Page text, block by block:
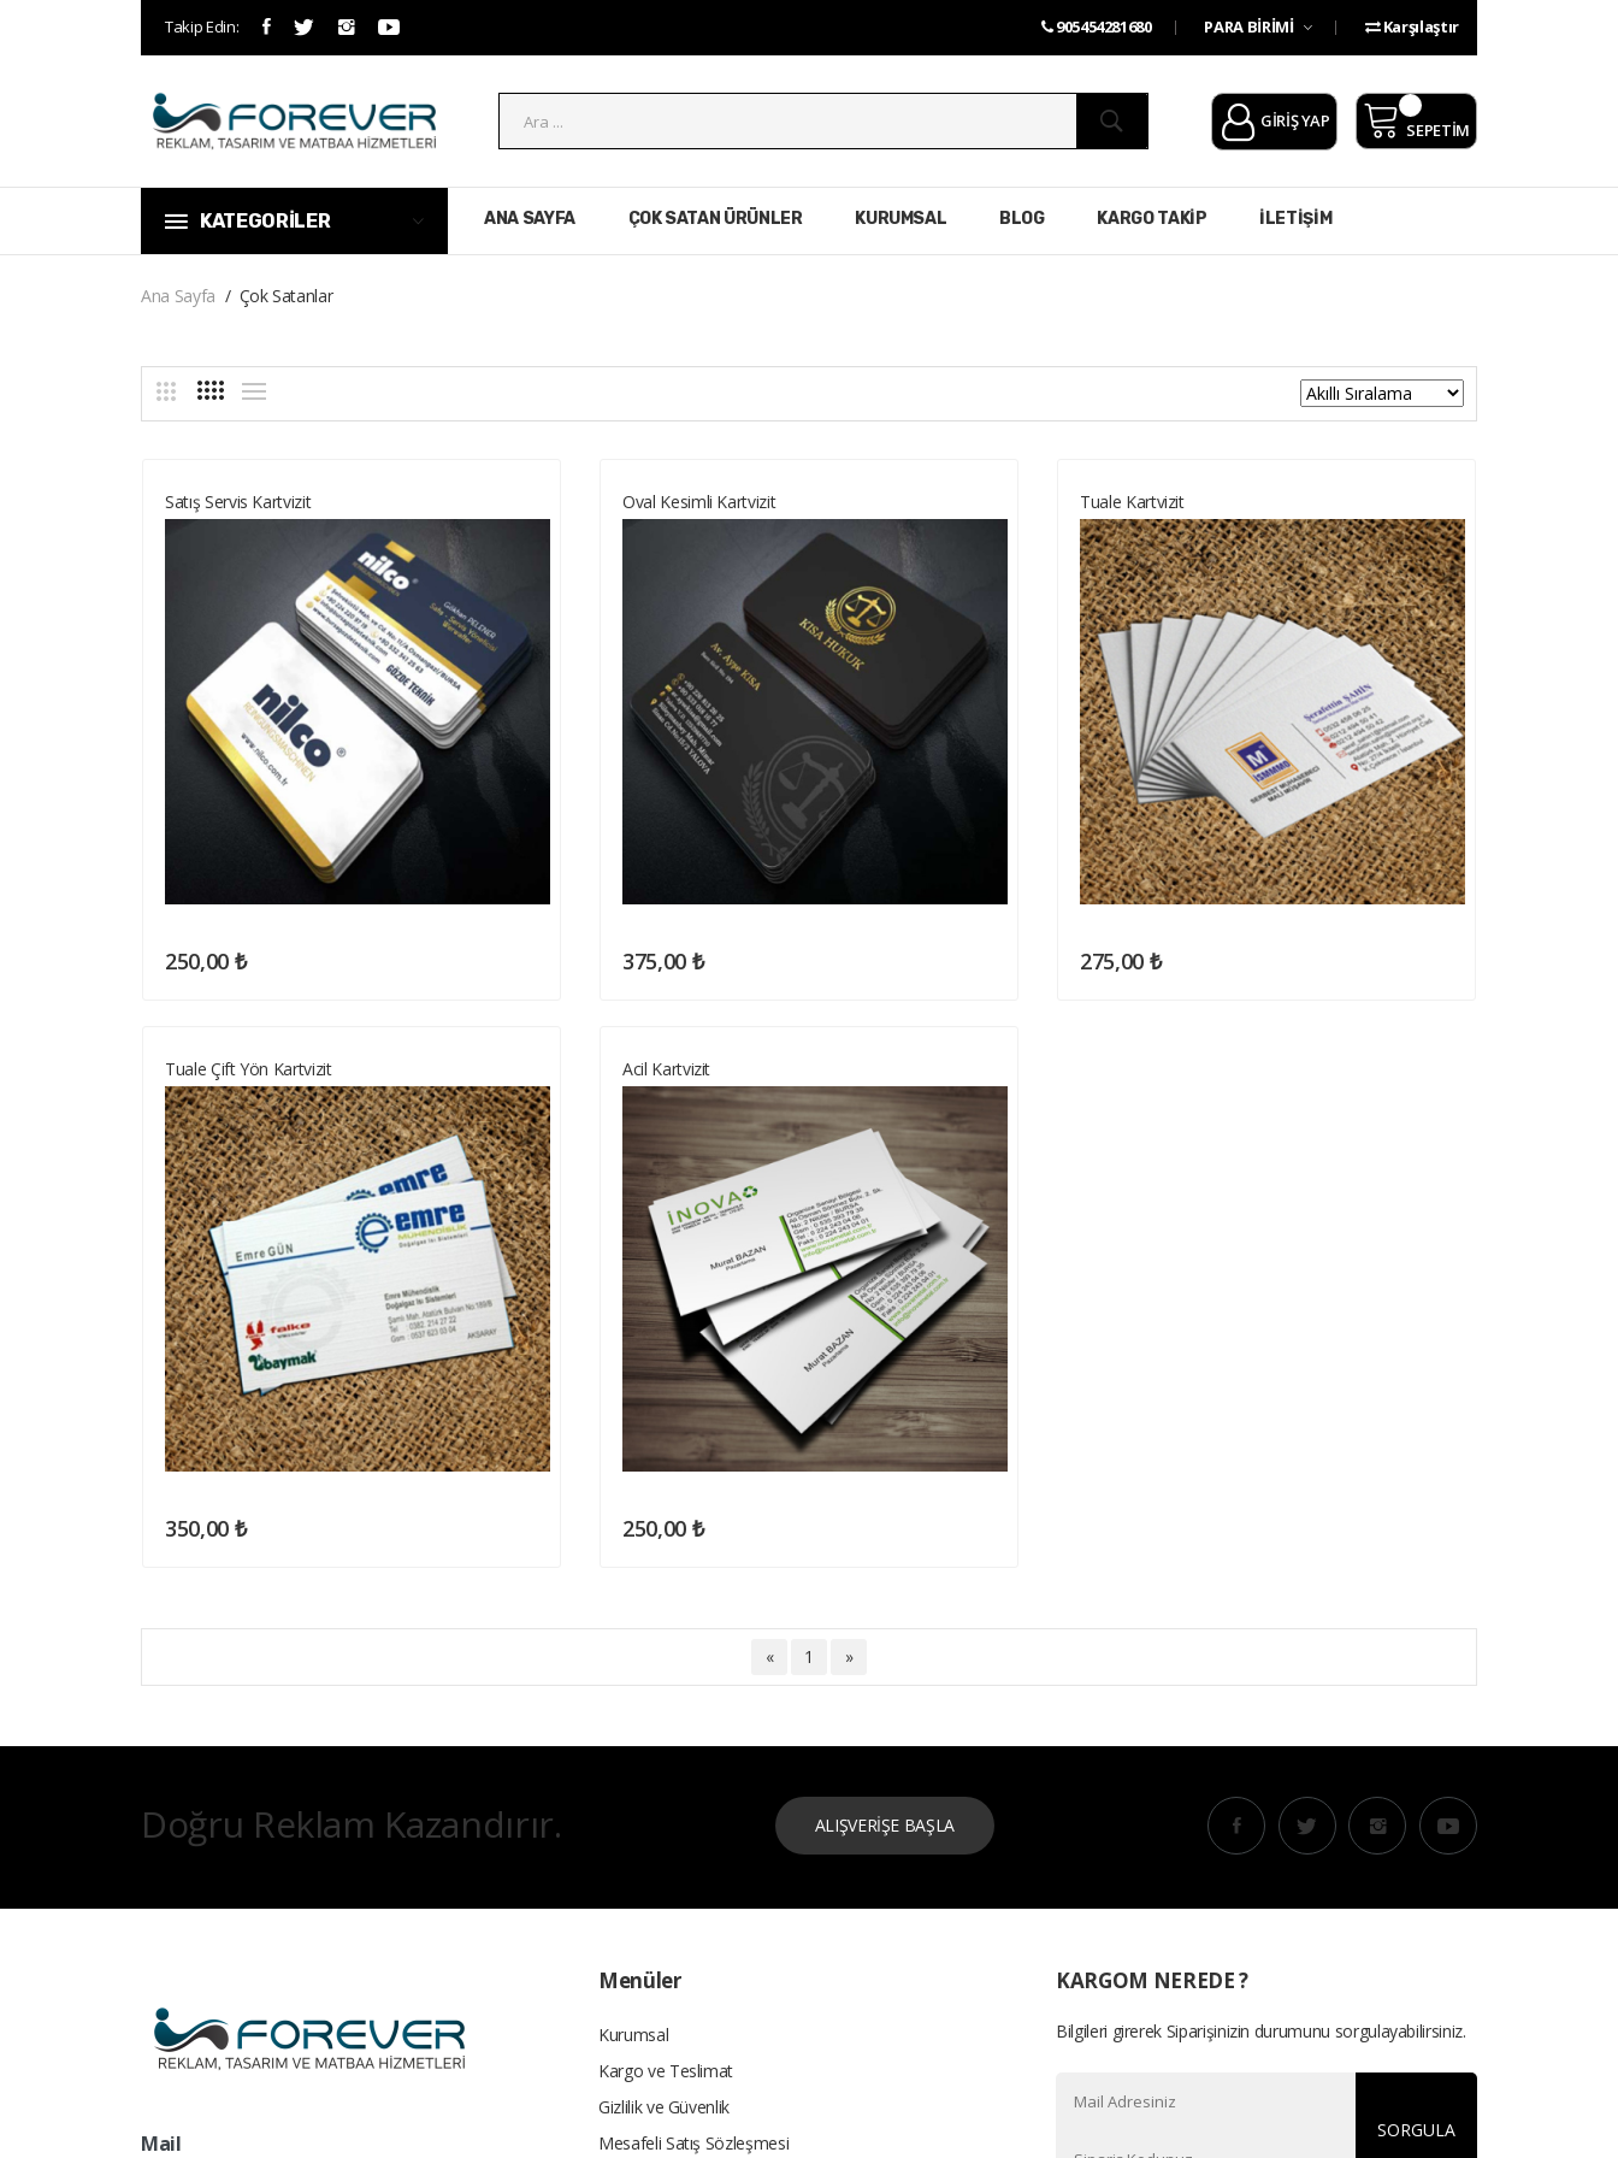
Takip Edin: 905454281680 PARA BİRİMİ Karşılaştır
GİRİŞ YAP SEPETİM
KATEGORİLER ANA SAYFA ÇOK SATAN ÜRÜNLER KURUMSAL BLOG KARGO TAKİP İLETİŞİM
Ana Sayfa Çok Satanlar
Satış Servis Kartvizit
250,00 ₺
Oval Kesimli Kartvizit
375,00 ₺
Tuale Kartvizit
275,00 ₺
Tuale Çift Yön Kartvizit
350,00 ₺
Acil Kartvizit
250,00 ₺
« 1 »
Doğru Reklam Kazandırır. ALIŞVERİŞE BAŞLA
Mail
Menüler
Kurumsal
Kargo ve Teslimat
Gizlilik ve Güvenlik
Mesafeli Satış Sözleşmesi
KARGOM NEREDE ?
Bilgileri girerek Siparişinizin durumunu sorgulayabilirsiniz.
SORGULA